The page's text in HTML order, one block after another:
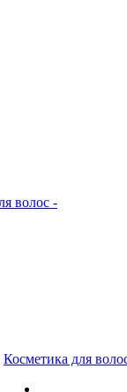
Косметика для